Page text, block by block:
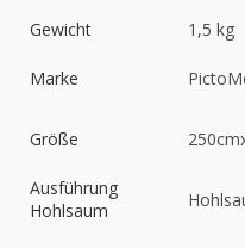
Gewicht 1,5 kg
Marke
Größe
Ausführung
Hohlsaum